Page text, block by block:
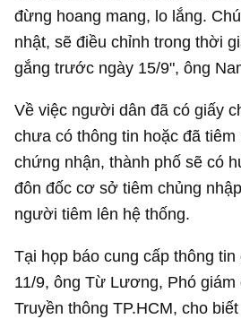
đừng hoang mang, lo lắng.
nhật, sẽ điều chỉnh trong thời
gắng trước ngày 15/9", ông
Về việc người dân đã có giấy
chưa có thông tin hoặc đã
chứng nhận, thành phố sẽ có
đôn đốc cơ sở tiêm chủng
người tiêm lên hệ thống.
Tại họp báo cung cấp thông
11/9, ông Từ Lương, Phó
Truyền thông TP.HCM, cho